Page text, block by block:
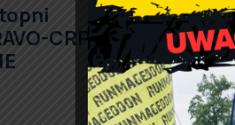
CRP,